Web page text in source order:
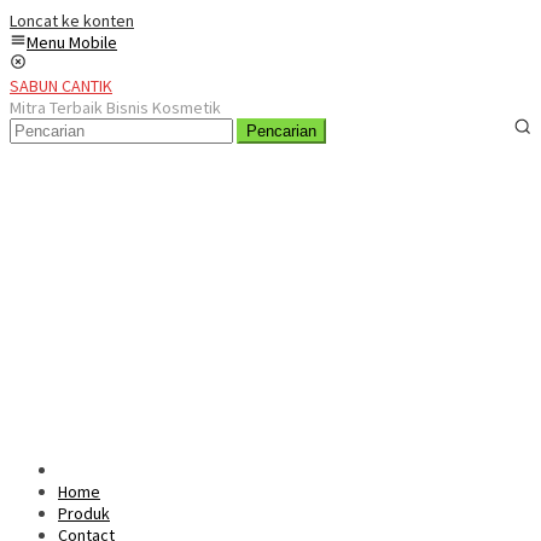
Loncat ke konten
Menu Mobile
SABUN CANTIK
Mitra Terbaik Bisnis Kosmetik
Pencarian
Home
Produk
Contact